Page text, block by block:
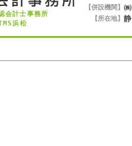
会計士事務所
浜松
【併設機関】
【所在地】